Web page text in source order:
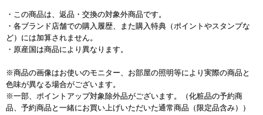
・この商品は、返品・交換の対象外商品です。
・各ブランド店舗での購入履歴、また購入特典（ポイントやスタンプな
ど）には加算されません。
・原産国は商品により異なります。
※商品の画像はお使いのモニター、お部屋の照明等により実際の商品と
色味が異なる場合がございます。
※一部、ポイントアップ対象除外品がございます。（化粧品の予約商
品、予約商品と一緒にお買い上げいただいた通常商品（限定品含み））